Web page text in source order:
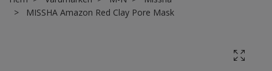
MISSHA Amazon Red Clay Pore Mask